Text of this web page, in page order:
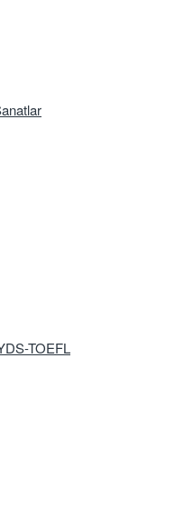
TOEFL